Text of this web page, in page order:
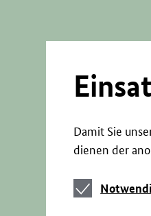
Damit Sie
dienen der
Notwendige
Cookies